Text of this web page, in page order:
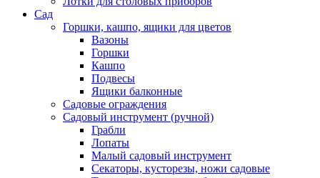
Сад
Горшки, кашпо, ящики для цветов
Вазоны
Горшки
Кашпо
Подвесы
Ящики балконные
Садовые ограждения
Садовый инструмент (ручной)
Грабли
Лопаты
Малый садовый инструмент
Секаторы, кусторезы, ножи садовые